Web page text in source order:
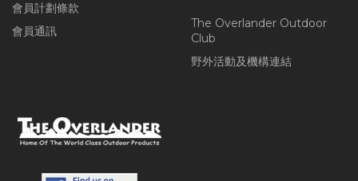
會員計劃條款
會員通訊
The Overlander Outdoor
Club
野外活動及機構連結